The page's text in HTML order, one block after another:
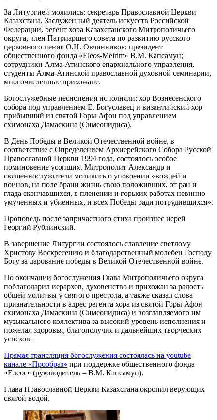
За Литургией молились: секретарь Православной Церкви
Казахстана, Заслуженный деятель искусств Российской
Федерации, регент хора Казахстанского Митрополичьего
округа, член Патриаршего совета по развитию русского
церковного пения О.Н. Овчинников; президент
общественного фонда «Eleos-Meirim» В.М. Капсамун;
сотрудники Алма-Атинского епархиального управления,
студенты Алма-Атинской православной духовной семинарии,
многочисленные прихожане.
Богослужебные песнопения исполняли: хор Вознесенского
собора под управлением Е. Богуславец и византийский хор
прибывший из святой Горы Афон под управлением
схимонаха Дамаскина (Симеонидиса).
В День Победы в Великой Отечественной войне, в
соответствие с Определением Архиерейского Собора Русской
Православной Церкви 1994 года, состоялось особое
поминовение усопших. Митрополит Александр и
священнослужители молились о упокоении «вождей и
воинов, на поле брани жизнь свою положивших, от ран и
глада скончавшихся, в пленении и горьких работах невинно
умученных и убиенных, и всех Победы ради потрудившихся».
Проповедь после запричастного стиха произнес иерей
Георгий Рублинский.
В завершение Литургии состоялось славление светлому
Христову Воскресению и благодарственный молебен Господу
Богу за дарование победы в Великой Отечественной войне.
По окончании богослужения Глава Митрополичьего округа
поблагодарил иерархов, духовенство и прихожан за радость
общей молитвы у святого престола, а также сказал слова
признательности в адрес регента хора из святой Горы Афон
схимонаха Дамаскина (Симеонидиса) и возглавляемого им
музыкального коллектива за высокий уровень исполнения и
пожелал здоровья, благополучия и дальнейших творческих
успехов.
Прямая трансляция богослужения состоялась на youtube
канале «Прообраз» при поддержке общественного фонда
«Елеос» (руководитель – В.М. Капсамун).
Глава Православной Церкви Казахстана окропил верующих
святой водой.